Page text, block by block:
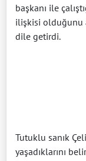
başkanı ile
ilişkisi olduğunu
dile getirdi.
Tutuklu sanık
yaşadıklarını